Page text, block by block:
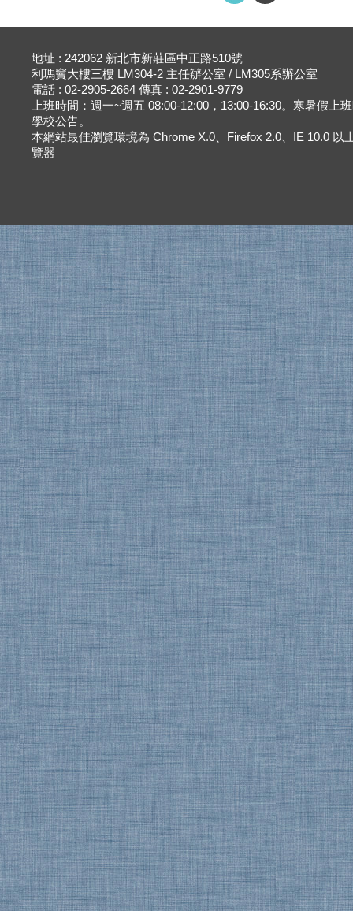
地址 : 242062 新北市新莊區中正路510號
利瑪竇大樓三樓 LM304-2 主任辦公室 / LM305系辦公室
電話 : 02-2905-2664 傳真 : 02-2901-9779
上班時間：週一~週五 08:00-12:00，13:00-16:30。寒暑假上
學校公告。
本網站最佳瀏覽環境為 Chrome X.0、Firefox 2.0、IE 10.0 以
覽器